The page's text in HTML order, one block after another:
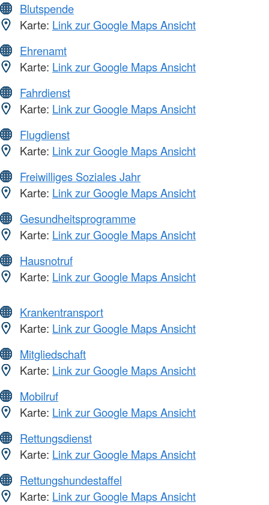
Blutspende
Karte: Link zur Google Maps Ansicht
Ehrenamt
Karte: Link zur Google Maps Ansicht
Fahrdienst
Karte: Link zur Google Maps Ansicht
Flugdienst
Karte: Link zur Google Maps Ansicht
Freiwilliges Soziales Jahr
Karte: Link zur Google Maps Ansicht
Gesundheitsprogramme
Karte: Link zur Google Maps Ansicht
Hausnotruf
Karte: Link zur Google Maps Ansicht
Krankentransport
Karte: Link zur Google Maps Ansicht
Mitgliedschaft
Karte: Link zur Google Maps Ansicht
Mobilruf
Karte: Link zur Google Maps Ansicht
Rettungsdienst
Karte: Link zur Google Maps Ansicht
Rettungshundestaffel
Karte: Link zur Google Maps Ansicht